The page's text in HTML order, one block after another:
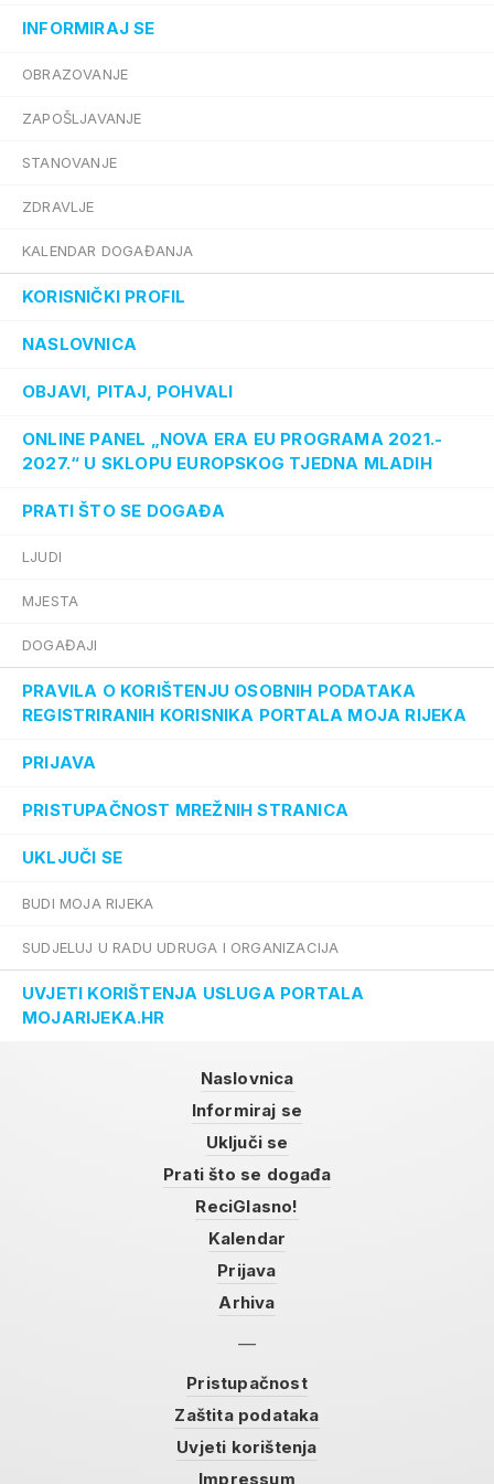
INFORMIRAJ SE
OBRAZOVANJE
ZAPOŠLJAVANJE
STANOVANJE
ZDRAVLJE
KALENDAR DOGAĐANJA
KORISNIČKI PROFIL
NASLOVNICA
OBJAVI, PITAJ, POHVALI
ONLINE PANEL „NOVA ERA EU PROGRAMA 2021.-
2027.“ U SKLOPU EUROPSKOG TJEDNA MLADIH
PRATI ŠTO SE DOGAĐA
LJUDI
MJESTA
DOGAĐAJI
PRAVILA O KORIŠTENJU OSOBNIH PODATAKA
REGISTRIRANIH KORISNIKA PORTALA MOJA RIJEKA
PRIJAVA
PRISTUPAČNOST MREŽNIH STRANICA
UKLJUČI SE
BUDI MOJA RIJEKA
SUDJELUJ U RADU UDRUGA I ORGANIZACIJA
UVJETI KORIŠTENJA USLUGA PORTALA
MOJARIJEKA.HR
Naslovnica
Informiraj se
Uključi se
Prati što se događa
ReciGlasno!
Kalendar
Prijava
Arhiva
Pristupačnost
Zaštita podataka
Uvjeti korištenja
Impressum